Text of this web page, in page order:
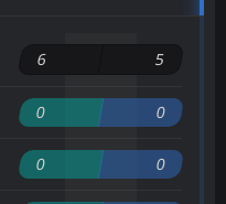
6 5
0 0
0 0